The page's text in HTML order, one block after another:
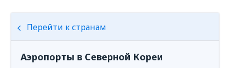
Перейти к странам
Аэропорты в Северной Кореи